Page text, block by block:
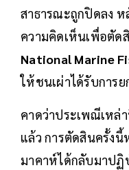
สาธารณะถูกปิดลง ห
ความคิดเห็นเพื่อตัด
National Marine
ให้ชนเผ่าได้รับการ
คาดว่าประเพณีเหล่
แล้ว การตัดสินครั้งนี้
มาคาห์ได้กลับมาป